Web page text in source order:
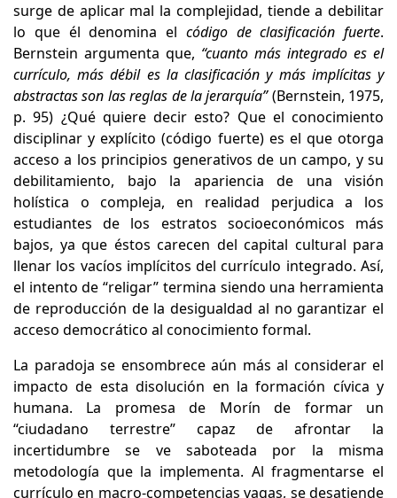
surge de aplicar mal la complejidad, tiende a debilitar
lo que él denomina el código de clasificación fuerte.
Bernstein argumenta que, “cuanto más integrado es el
currículo, más débil es la clasificación y más implícitas y
abstractas son las reglas de la jerarquía”(Bernstein, 1975,
p. 95) ¿Qué quiere decir esto? Que el conocimiento
disciplinar y explícito (código fuerte) es el que otorga
acceso a los principios generativos de un campo, y su
debilitamiento, bajo la apariencia de una visión
holística o compleja, en realidad perjudica a los
estudiantes de los estratos socioeconómicos más
bajos, ya que éstos carecen del capital cultural para
llenar los vacíos implícitos del currículo integrado. Así,
el intento de “religar” termina siendo una herramienta
de reproducción de la desigualdad al no garantizar el
acceso democrático al conocimiento formal.
La paradoja se ensombrece aún más al considerar el
impacto de esta disolución en la formación cívica y
humana. La promesa de Morín de formar un
“ciudadano terrestre” capaz de afrontar la
incertidumbre se ve saboteada por la misma
metodología que la implementa. Al fragmentarse el
currículo en macro-competencias vagas, se desatiende